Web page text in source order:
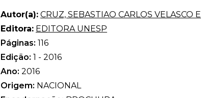
Autor(a): CRUZ, SEBASTIAO CARLOS VELASCO E
Editora: EDITORA UNESP
Páginas: 116
Edição: 1 - 2016
Ano: 2016
Origem: NACIONAL